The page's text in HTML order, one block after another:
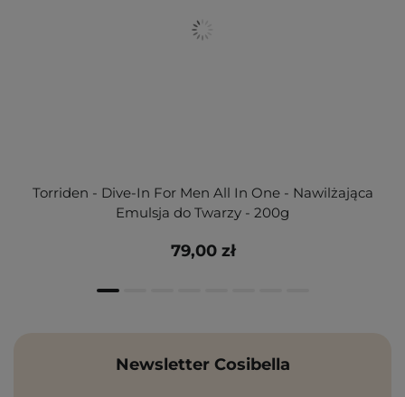
Torriden - Dive-In For Men All In One - Nawilżająca
Emulsja do Twarzy - 200g
79,00 zł
Newsletter Cosibella